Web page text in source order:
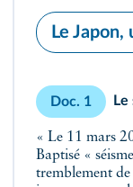
Le
Doc. 1
« Le 11 mars
Baptisé «
tremblement